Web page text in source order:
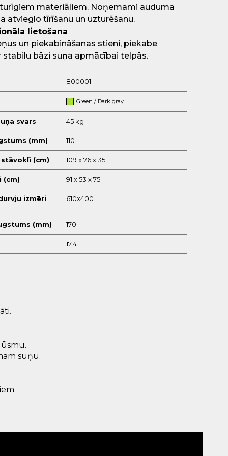
materiāliem. Noņemami auduma
atvieglo tīrīšanu un uzturēšanu.
lietošana
un piekabināšanas stieni, piekabe
stabilu bāzi suņa apmācībai telpās.
800001
Green / Dark gray
svars 45 kg
(mm) 110
(cm) 109 x 76 x 35
(cm) 91 x 53 x 75
izmēri 610x400
(mm) 170
17.4
suņu.